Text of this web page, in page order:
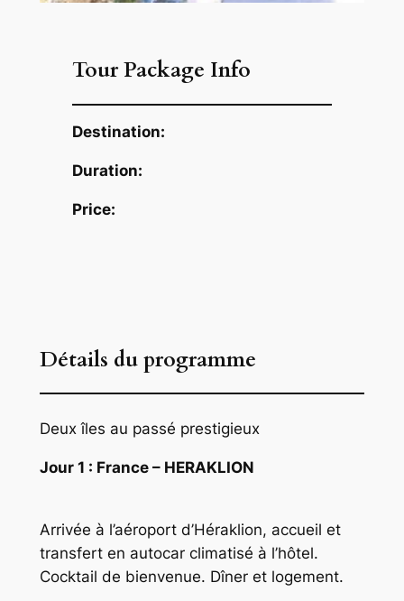
Tour Package Info
Destination:
Duration:
Price:
Détails du programme
Deux îles au passé prestigieux
Jour 1 : France – HERAKLION
Arrivée à l’aéroport d’Héraklion, accueil et
transfert en autocar climatisé à l’hôtel.
Cocktail de bienvenue. Dîner et logement.